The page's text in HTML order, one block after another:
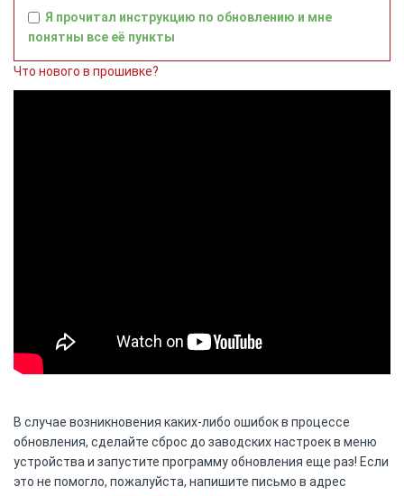
Я прочитал инструкцию по обновлению и мне
понятны все её пункты
Что нового в прошивке?
В случае возникновения каких-либо ошибок в процессе
обновления, сделайте сброс до заводских настроек в меню
устройства и запустите программу обновления еще раз! Если
это не помогло, пожалуйста, напишите письмо в адрес